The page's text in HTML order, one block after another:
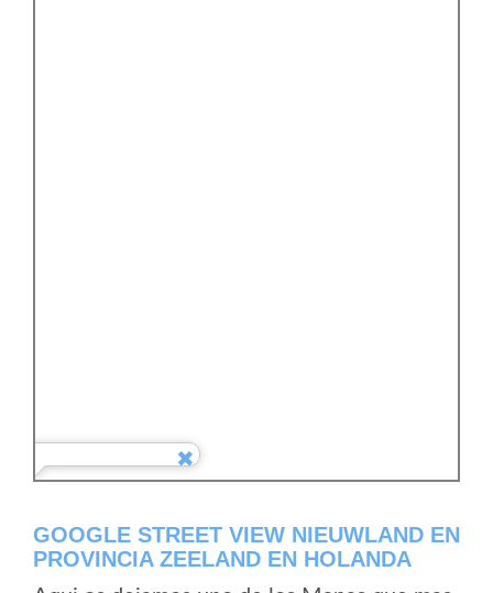
GOOGLE STREET VIEW NIEUWLAND EN
PROVINCIA ZEELAND EN HOLANDA